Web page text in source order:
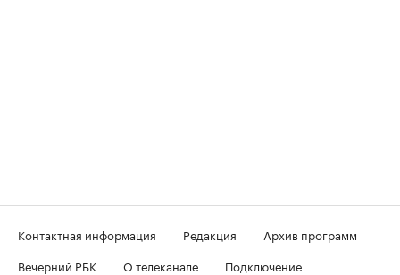
Контактная информация Редакция
Архив программ
Вечерний РБК
О телеканале
Подключение